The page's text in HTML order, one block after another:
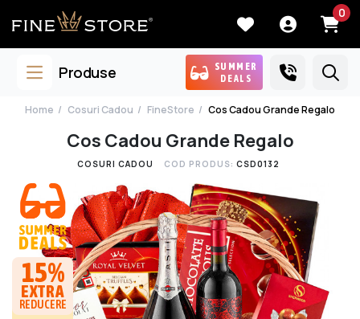
0
Produse
SUMMER
DEALS
Home Cosuri Cadou FineStore Cos Cadou Grande Regalo
Cos Cadou Grande Regalo
COSURI CADOU COD PRODUS: CSD0132
15%
EXTRA
REDUCERE